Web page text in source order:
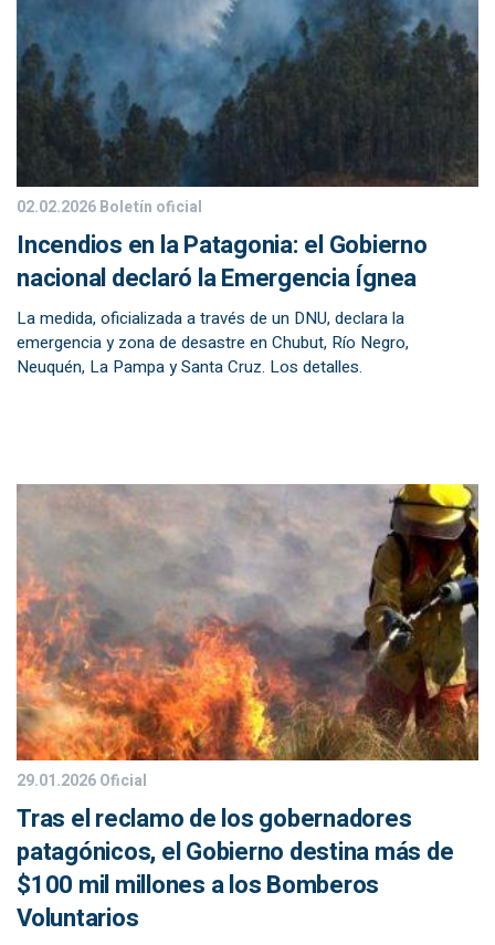
02.02.2026Boletín oficial
Incendios en la Patagonia: el Gobierno
nacional declaró la Emergencia Ígnea
La medida, oficializada a través de un DNU, declara la
emergencia y zona de desastre en Chubut, Río Negro,
Neuquén, La Pampa y Santa Cruz. Los detalles.
29.01.2026Oficial
Tras el reclamo de los gobernadores
patagónicos, el Gobierno destina más de
$100 mil millones a los Bomberos
Voluntarios